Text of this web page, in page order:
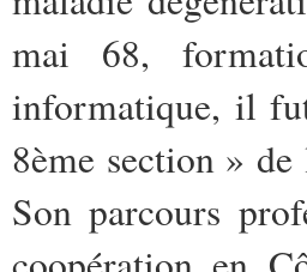
mai 68,
informatique, il
8ème section »
Son parcours